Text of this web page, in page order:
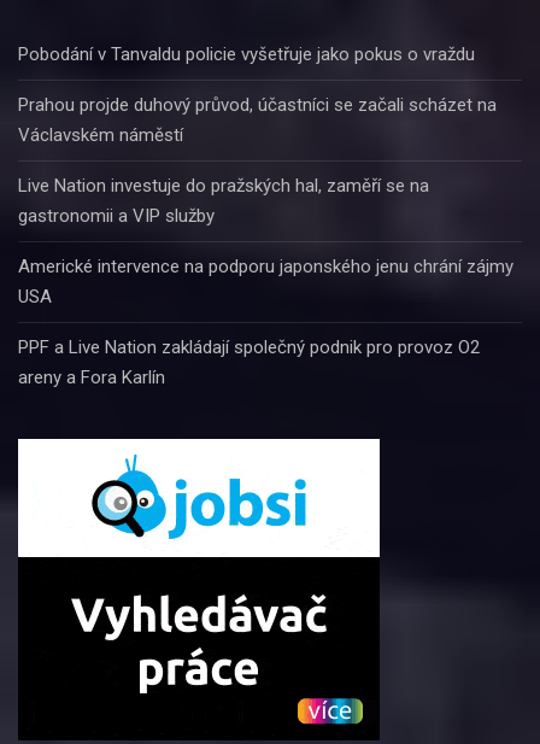
Pobodání v Tanvaldu policie vyšetřuje jako pokus o vraždu
Prahou projde duhový průvod, účastníci se začali scházet na
Václavském náměstí
Live Nation investuje do pražských hal, zaměří se na
gastronomii a VIP služby
Americké intervence na podporu japonského jenu chrání zájmy
USA
PPF a Live Nation zakládají společný podnik pro provoz O2
areny a Fora Karlín